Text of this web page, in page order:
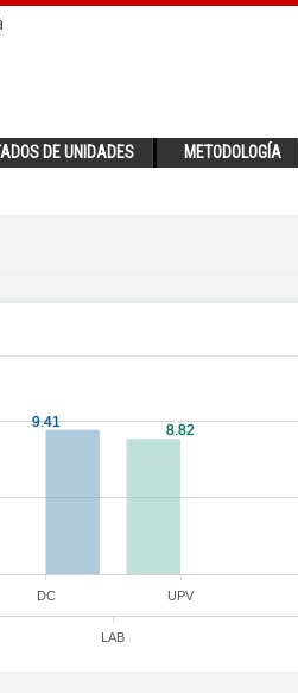
DE UNIDADES METODOLOGÍA
DC UPV
LAB